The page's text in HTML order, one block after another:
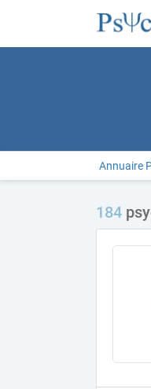
Annuaire
184